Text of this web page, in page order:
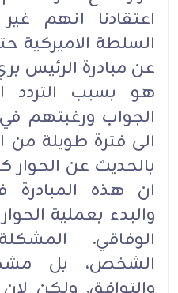
اعتقادنا انهم
السلطة الاميركية
عن مبادرة الرئيس
هو بسبب التردد
الجواب ورغبتهم
الى فترة طويلة من
بالحديث عن الحوار
ان هذه المبادرة
والبدء بعملية
الوفاقي.
الشخص، بل